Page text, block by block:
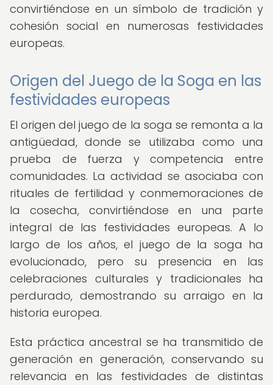
convirtiéndose en un símbolo de tradición y
cohesión social en numerosas festividades
europeas.
Origen del Juego de la Soga en las
festividades europeas
El origen del juego de la soga se remonta a la
antigüedad, donde se utilizaba como una
prueba de fuerza y ​​competencia entre
comunidades. La actividad se asociaba con
rituales de fertilidad y conmemoraciones de
la cosecha, convirtiéndose en una parte
integral de las festividades europeas. A lo
largo de los años, el juego de la soga ha
evolucionado, pero su presencia en las
celebraciones culturales y tradicionales ha
perdurado, demostrando su arraigo en la
historia europea.
Esta práctica ancestral se ha transmitido de
generación en generación, conservando su
relevancia en las festividades de distintas